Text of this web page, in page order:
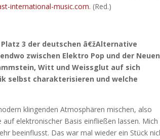
international-music.com. (Red.)
3 der deutschen â€žAlternative
zwischen Elektro Pop und der Neuen
Witt und Weissglut auf sich
selbst charakterisieren und welche
klingenden Atmosphären mischen, also
elektronischer Basis einfließen lassen.
beeinflusst. Das war mal wieder ein Stück